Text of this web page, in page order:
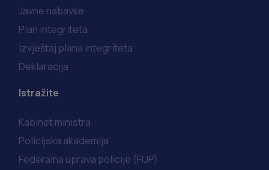
Javne nabavke
Plan integriteta
Izvještaj plana integriteta
Deklaracija
Istražite
Kabinet ministra
Policijska akademija
Federalna uprava policije (FUP)